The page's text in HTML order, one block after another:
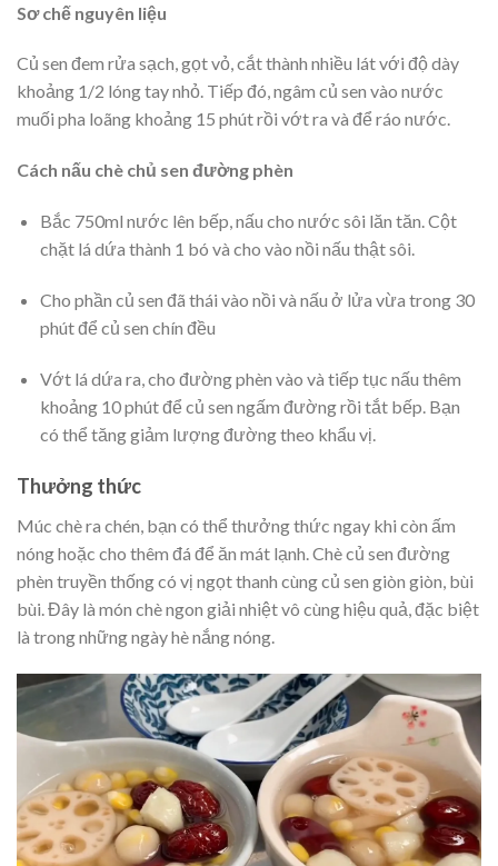
Sơ chế nguyên liệu
Củ sen đem rửa sạch, gọt vỏ, cắt thành nhiều lát với độ dày
khoảng 1/2 lóng tay nhỏ. Tiếp đó, ngâm củ sen vào nước
muối pha loãng khoảng 15 phút rồi vớt ra và để ráo nước.
Cách nấu chè chủ sen đường phèn
Bắc 750ml nước lên bếp, nấu cho nước sôi lăn tăn. Cột
chặt lá dứa thành 1 bó và cho vào nồi nấu thật sôi.
Cho phần củ sen đã thái vào nồi và nấu ở lửa vừa trong 30
phút để củ sen chín đều
Vớt lá dứa ra, cho đường phèn vào và tiếp tục nấu thêm
khoảng 10 phút để củ sen ngấm đường rồi tắt bếp. Bạn
có thể tăng giảm lượng đường theo khẩu vị.
Thưởng thức
Múc chè ra chén, bạn có thể thưởng thức ngay khi còn ấm
nóng hoặc cho thêm đá để ăn mát lạnh. Chè củ sen đường
phèn truyền thống có vị ngọt thanh cùng củ sen giòn giòn, bùi
bùi. Đây là món chè ngon giải nhiệt vô cùng hiệu quả, đặc biệt
là trong những ngày hè nắng nóng.